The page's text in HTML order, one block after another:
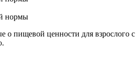
нормы
о пищевой ценности для взрослого с